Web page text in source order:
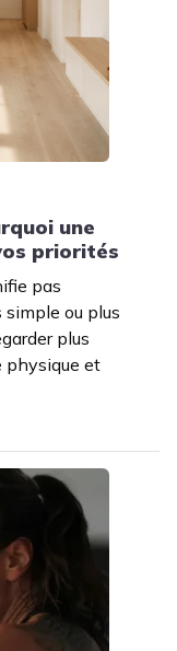
une
priorités
pas
ou plus
plus
physique et